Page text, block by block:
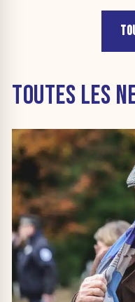
TOUTES LES